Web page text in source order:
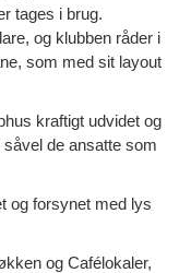
tages i brug.
og klubben råder i
som med sit layout
kraftigt udvidet og
de ansatte som
og forsynet med lys
og Cafélokaler,